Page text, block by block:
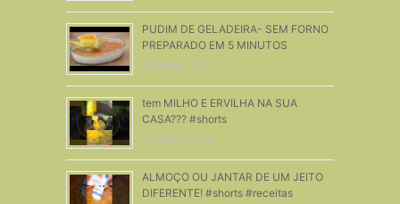
PUDIM DE GELADEIRA- SEM FORNO
PREPARADO EM 5 MINUTOS
29 Março, 2021
tem MILHO E ERVILHA NA SUA
CASA??? #shorts
11 Março, 2024
ALMOÇO OU JANTAR DE UM JEITO
DIFERENTE! #shorts #receitas